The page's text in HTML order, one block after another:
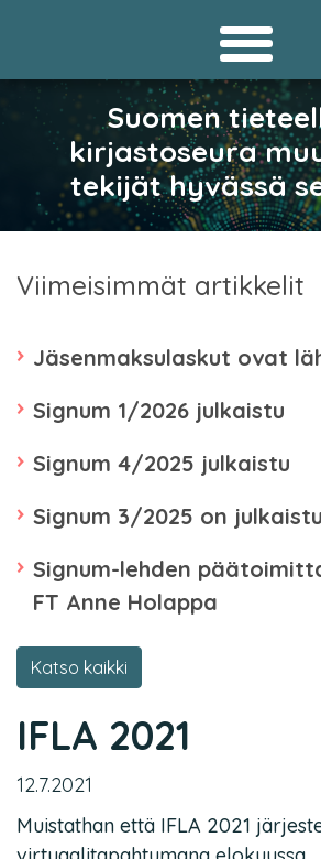
Suomen
kirjastoseura
tekijät hyvässä
Viimeisimmät artikkelit
Jäsenmaksulaskut ovat
Signum 1/2026 julkaistu
Signum 4/2025 julkaistu
Signum 3/2025 on julkaistu
Signum-lehden
FT Anne Holappa
Katso kaikki
IFLA 2021
12.7.2021
Muistathan että IFLA 2021